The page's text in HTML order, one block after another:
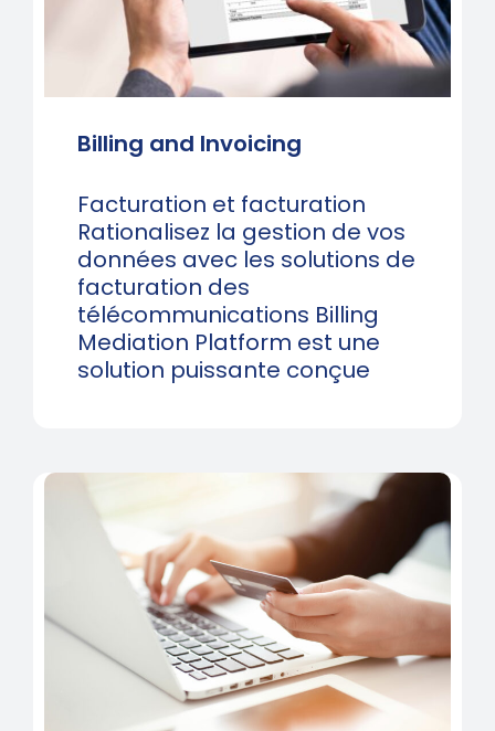
Billing and Invoicing
Facturation et facturation
Rationalisez la gestion de vos
données avec les solutions de
facturation des
télécommunications Billing
Mediation Platform est une
solution puissante conçue